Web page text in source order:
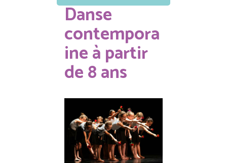
Danse
contempora
ine à partir
de 8 ans